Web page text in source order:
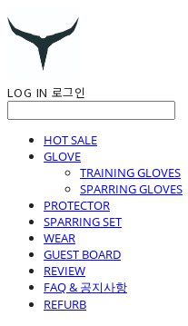
LOG IN 로그인
HOT SALE
GLOVE
TRAINING GLOVES
SPARRING GLOVES
PROTECTOR
SPARRING SET
WEAR
GUEST BOARD
REVIEW
FAQ & 공지사항
REFURB